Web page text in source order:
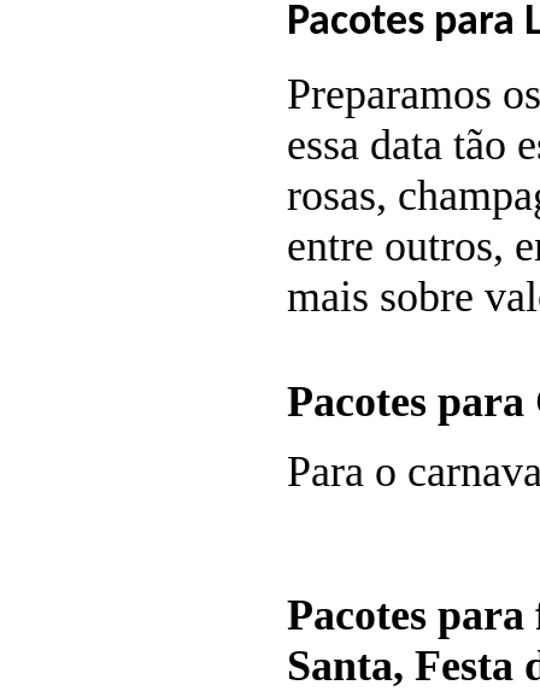
Pacotes para
Preparamos
essa data tão
rosas,
entre outros,
mais sobre
Pacotes
Para o
Pacotes para
Santa,